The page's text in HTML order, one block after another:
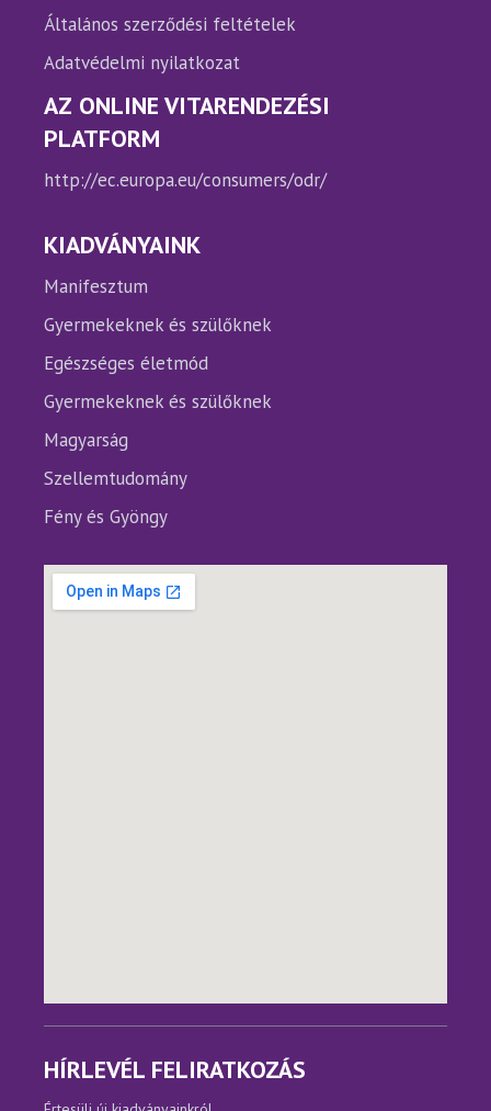
Általános szerződési feltételek
Adatvédelmi nyilatkozat
AZ ONLINE VITARENDEZÉSI
PLATFORM
http://ec.europa.eu/consumers/odr/
KIADVÁNYAINK
Manifesztum
Gyermekeknek és szülőknek
Egészséges életmód
Gyermekeknek és szülőknek
Magyarság
Szellemtudomány
Fény és Gyöngy
HÍRLEVÉL FELIRATKOZÁS